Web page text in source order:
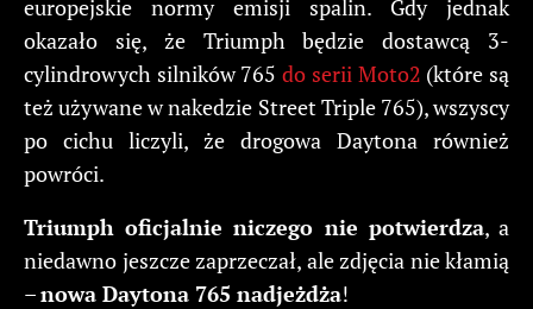
europejskie normy emisji spalin. Gdy jednak
okazało się, że Triumph będzie dostawcą 3-
cylindrowych silników 765do serii Moto2 (które są
też używane w nakedzie Street Triple 765), wszyscy
po cichu liczyli, że drogowa Daytona również
powróci.
Triumph oficjalnie niczego nie potwierdza, a
niedawno jeszcze zaprzeczał, ale zdjęcia nie kłamią
–nowa Daytona 765 nadjeżdża!